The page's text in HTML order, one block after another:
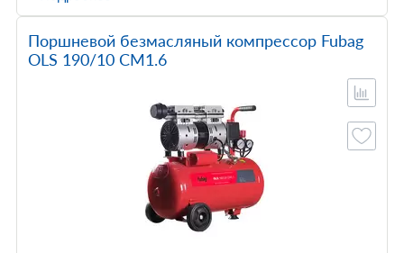
Поршневой безмасляный компрессор Fubag
OLS 190/10 CM1.6